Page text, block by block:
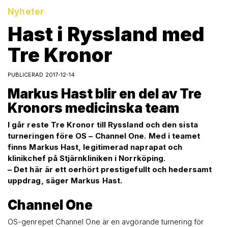
Nyheter
Hast i Ryssland med
Tre Kronor
PUBLICERAD 2017-12-14
Markus Hast blir en del av Tre
Kronors medicinska team
I går reste Tre Kronor till Ryssland och den sista
turneringen före OS – Channel One. Med i teamet
finns Markus Hast, legitimerad naprapat och
klinikchef på Stjärnkliniken i Norrköping.
– Det här är ett oerhört prestigefullt och hedersamt
uppdrag, säger Markus Hast.
Channel One
OS-genrepet Channel One är en avgörande turnering för